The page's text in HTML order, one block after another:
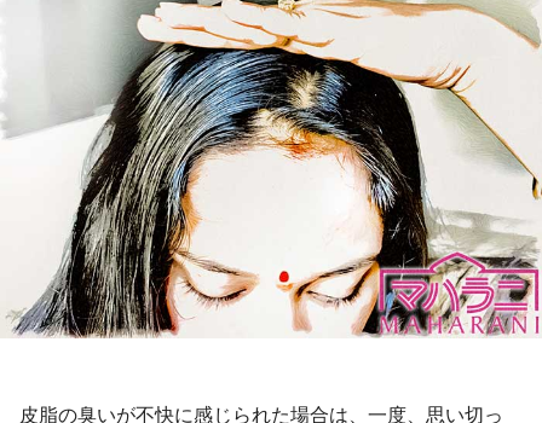
皮脂の臭いが不快に感じられた場合は、一度、思い切っ